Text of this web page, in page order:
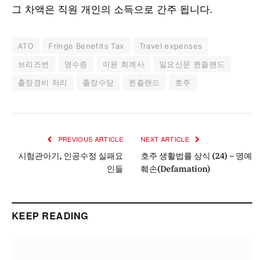
그 차액은 직원 개인의 소득으로 간주 됩니다.
ATO Fringe Benefits Tax
Travel expenses
브리즈번
영수증 이윤 회계사
일요신문 퀸즐랜드
출장경비 처리
출장수당 퀸즐랜드 호주
PREVIOUS ARTICLE
시험관아기, 인공수정 실패요
인들
NEXT ARTICLE
호주 생활법률 상식 (24) – 명예
훼손(Defamation)
KEEP READING